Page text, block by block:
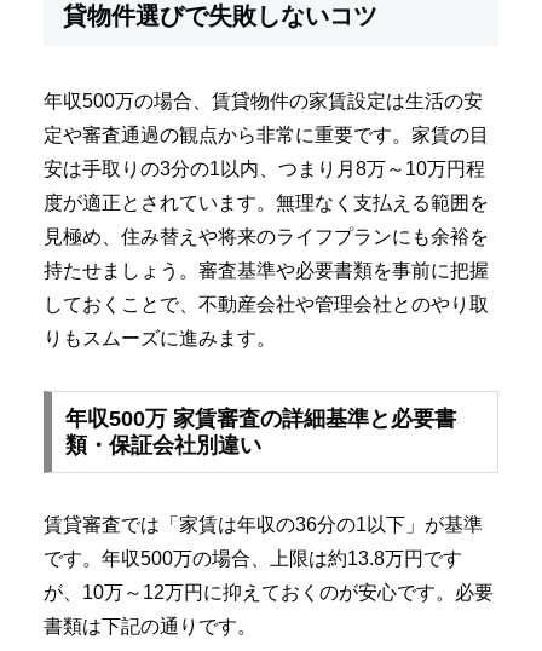
貸物件選びで失敗しないコツ
年収500万の場合、賃貸物件の家賃設定は生活の安
定や審査通過の観点から非常に重要です。家賃の目
安は手取りの3分の1以内、つまり月8万～10万円程
度が適正とされています。無理なく支払える範囲を
見極め、住み替えや将来のライフプランにも余裕を
持たせましょう。審査基準や必要書類を事前に把握
しておくことで、不動産会社や管理会社とのやり取
りもスムーズに進みます。
年収500万 家賃審査の詳細基準と必要書
類・保証会社別違い
賃貸審査では「家賃は年収の36分の1以下」が基準
です。年収500万の場合、上限は約13.8万円です
が、10万～12万円に抑えておくのが安心です。必要
書類は下記の通りです。